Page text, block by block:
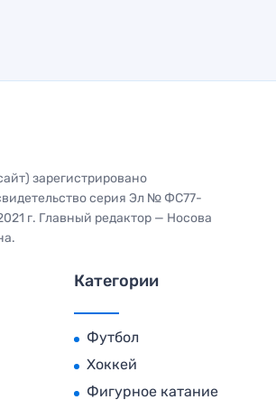
зарегистрировано
серия Эл № ФС77-
г. Главный редактор — Носова
Категории
Футбол
Хоккей
Фигурное катание